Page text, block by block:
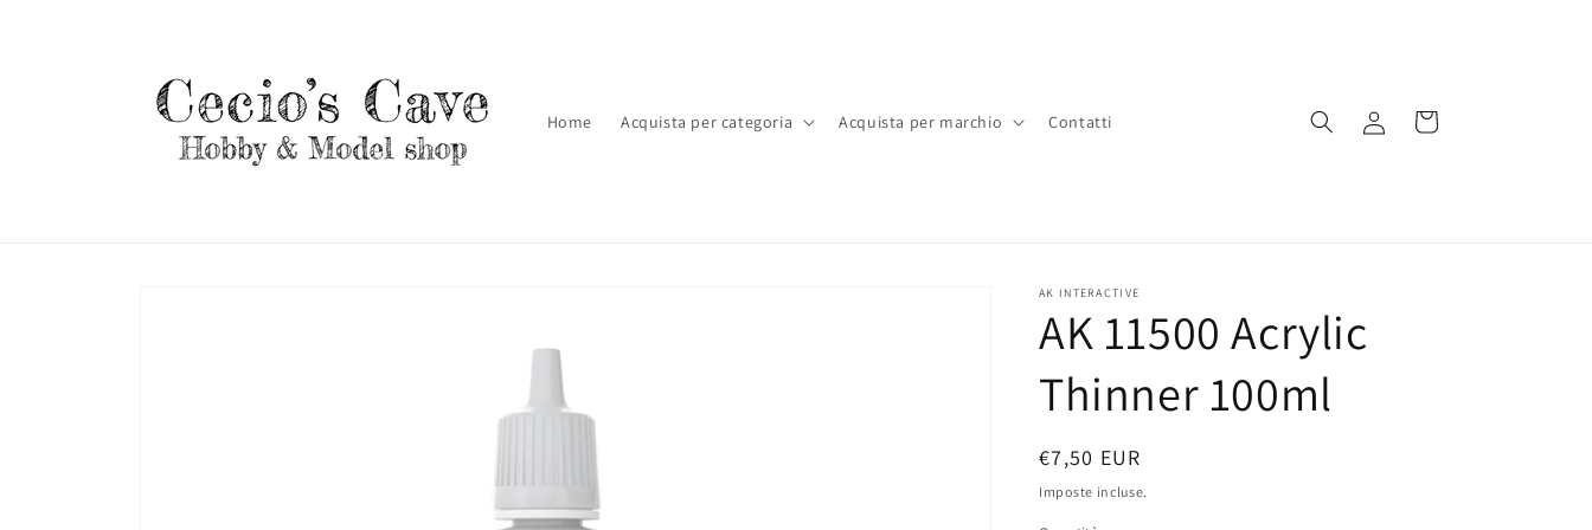
Home Acquista per categoria Acquista per marchio Contatti Accedi Carrello
AK INTERACTIVE
AK 11500 Acrylic
Thinner 100ml
Prezzo
di
listino
€7,50 EUR
Imposte incluse.